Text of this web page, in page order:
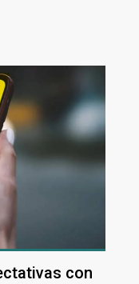
con